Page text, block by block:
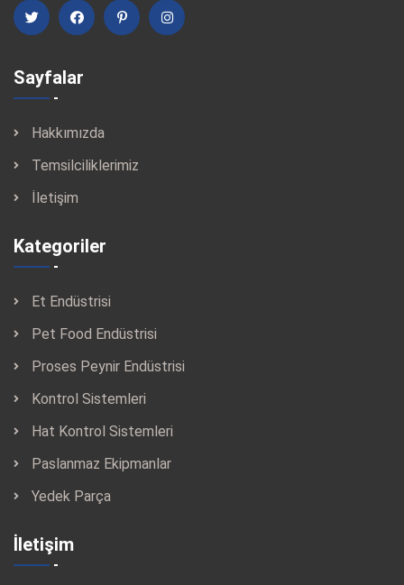
Sayfalar
Hakkımızda
Temsilciliklerimiz
İletişim
Kategoriler
Et Endüstrisi
Pet Food Endüstrisi
Proses Peynir Endüstrisi
Kontrol Sistemleri
Hat Kontrol Sistemleri
Paslanmaz Ekipmanlar
Yedek Parça
İletişim